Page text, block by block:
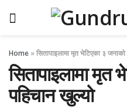
Home »सितापाइलामा मृत भेटिएका ३
सितापाइलामा मृत
पहिचान खुल्यो